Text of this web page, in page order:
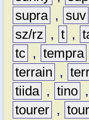
supra , suv
sz/rz
, t ,
tc , tempra
terrain
,
tiida , tino ,
tourer ,